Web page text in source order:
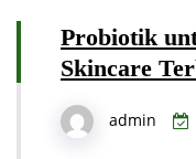
Probiotik
Skincare
admin